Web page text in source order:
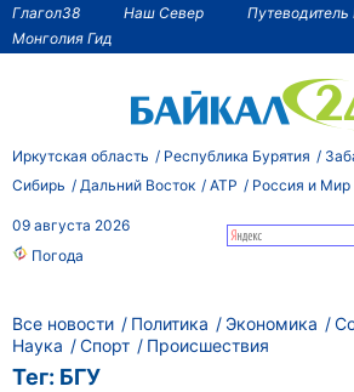
Глагол38 Наш Север
Путеводитель
Монголия Гид
Иркутская область Республика Бурятия
Сибирь
Дальний Восток АТР Россия и Мир
09 августа 2026
Погода
Все новости Политика Экономика
Наука
Спорт Происшествия
Тег: БГУ